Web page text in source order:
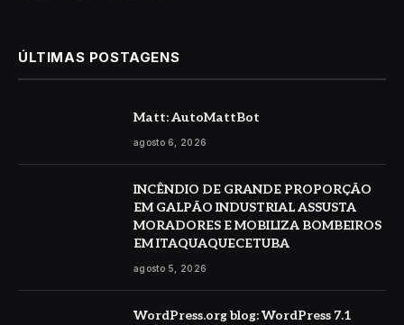
ÚLTIMAS POSTAGENS
Matt: AutoMattBot
agosto 6, 2026
INCÊNDIO DE GRANDE PROPORÇÃO
EM GALPÃO INDUSTRIAL ASSUSTA
MORADORES E MOBILIZA BOMBEIROS
EM ITAQUAQUECETUBA
agosto 5, 2026
WordPress.org blog: WordPress 7.1